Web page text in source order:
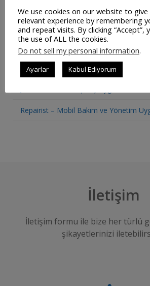
Restoran Otomasyon Sistemi
Müşteri Panelimiz Yayınlanmıştır
Ticari Bilgilerimiz Değişmiştir
Repairist – Mobil Bakım ve Yönetim
İletişim
İletişim formu ile bize her türlü
şikayetlerinizi
We use cookies on our website to
relevant experience by remembering
and repeat visits. By clicking “Accept”,
the use of ALL the cookies.
Do not sell my personal information.
Ayarlar Kabul Ediyorum